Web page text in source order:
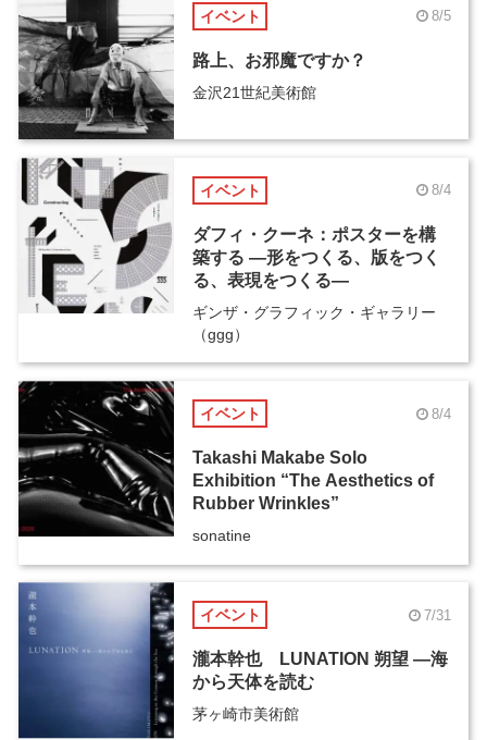
イベント 8/5
路上、お邪魔ですか？
金沢21世紀美術館
イベント 8/4
ダフィ・クーネ：ポスターを構
築する ―形をつくる、版をつく
る、表現をつくる―
ギンザ・グラフィック・ギャラリー
（ggg）
イベント 8/4
Takashi Makabe Solo
Exhibition “The Aesthetics of
Rubber Wrinkles”
sonatine
イベント 7/31
瀧本幹也 LUNATION 朔望 ―海
から天体を読む
茅ヶ崎市美術館